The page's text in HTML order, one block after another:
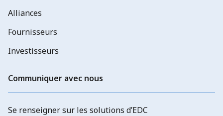
Alliances
Fournisseurs
Investisseurs
Communiquer avec nous
Se renseigner sur les solutions d’EDC